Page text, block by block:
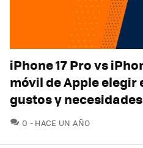
iPhone 17 Pro vs
móvil de Apple elegir
gustos y necesidades
0 COMENTARIOS
HACE UN AÑO